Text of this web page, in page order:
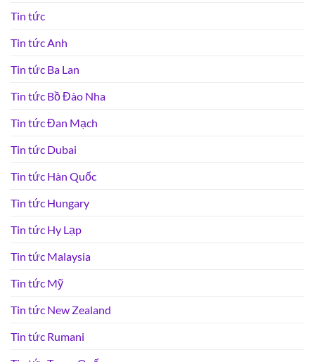
Tin tức
Tin tức Anh
Tin tức Ba Lan
Tin tức Bồ Đào Nha
Tin tức Đan Mạch
Tin tức Dubai
Tin tức Hàn Quốc
Tin tức Hungary
Tin tức Hy Lạp
Tin tức Malaysia
Tin tức Mỹ
Tin tức New Zealand
Tin tức Rumani